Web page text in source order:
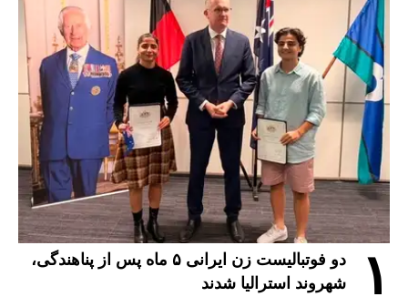
۱
دو فوتبالیست زن ایرانی ۵ ماه پس از پناهندگی،
شهروند استرالیا شدند